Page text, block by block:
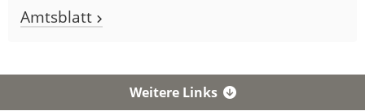
Amtsblatt
Weitere Links